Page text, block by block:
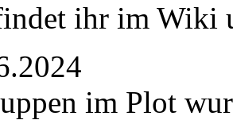
ihr im Wiki
im Plot